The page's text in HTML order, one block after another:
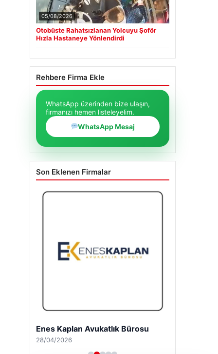
05/08/2026
Otobüste Rahatsızlanan Yolcuyu Şoför
Hızla Hastaneye Yönlendirdi
Rehbere Firma Ekle
WhatsApp üzerinden bize ulaşın,
firmanızı hemen listeleyelim.
WhatsApp Mesaj
Son Eklenen Firmalar
Enes Kaplan Avukatlık Bürosu
28/04/2026